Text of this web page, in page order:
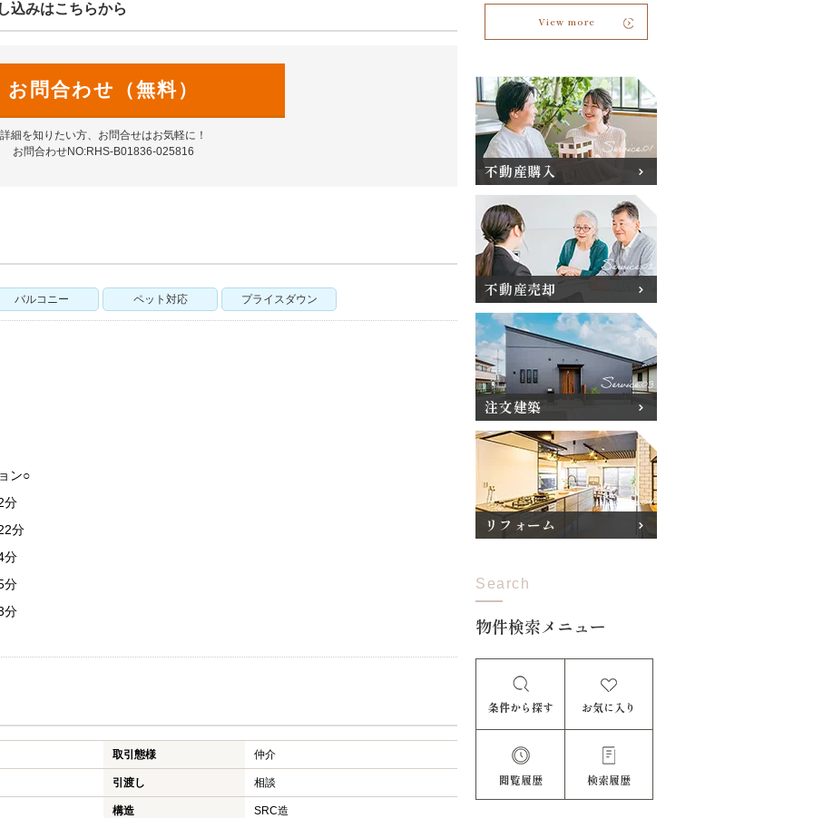
込みはこちらから
お問合わせ（無料）
詳細を知りたい方、お問合せはお気軽に！
お問合わせNO:RHS-B01836-025816
バルコニー ペット対応 プライスダウン
ン○
分
分
分
取引態様 仲介
引渡し 相談
構造 SRC造
View more
不動産購入
不動産売却
注文建築
リフォーム
Search
物件検索メニュー
条件から探す お気に入り
閲覧履歴 検索履歴